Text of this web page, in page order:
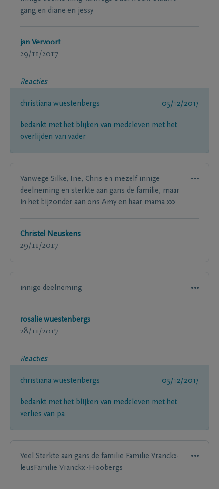
gang en diane en jessy
jan Vervoort
29/11/2017
Reacties
christiana wuestenbergs 05/12/2017
bedankt met het blijken van medeleven met het
overlijden van vader
Vanwege Silke, Ine, Chris en mezelf innige
deelneming en sterkte aan gans de familie, maar
in het bijzonder aan ons Amy en haar mama xxx
Christel Neuskens
29/11/2017
innige deelneming
rosalie wuestenbergs
28/11/2017
Reacties
christiana wuestenbergs 05/12/2017
bedankt met het blijken van medeleven met het
verlies van pa
Veel Sterkte aan gans de familie Familie Vranckx-
leusFamilie Vranckx -Hoobergs